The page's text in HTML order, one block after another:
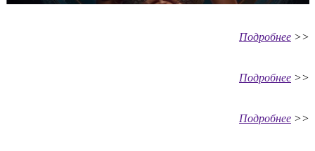
Подробнее >>
Подробнее >>
Подробнее >>